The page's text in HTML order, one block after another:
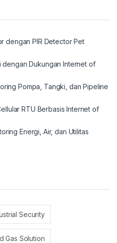
dengan PIR Detector Pet
dengan Dukungan Internet of
Pompa, Tangki, dan Pipeline
RTU Berbasis Internet of
Energi, Air, dan Utilitas
Security
Gas Solution